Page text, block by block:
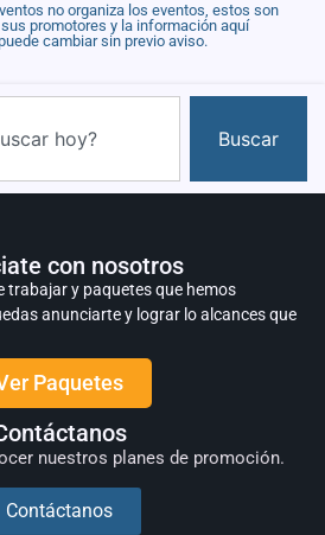
no organiza los eventos, estos son
promotores y la información aquí
cambiar sin previo aviso.
Buscar
con nosotros
trabajar y paquetes que hemos
anunciarte y lograr lo alcances que
Paquetes
nuestros planes de promoción.
Contáctanos